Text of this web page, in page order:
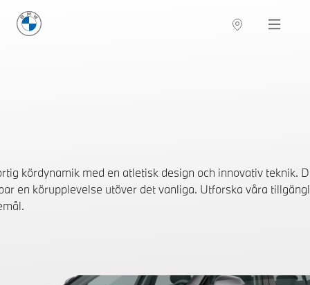
BMW Sverige Navigation
kördynamik med en atletisk design och innovativ teknik.
en körupplevelse utöver det vanliga. Utforska våra